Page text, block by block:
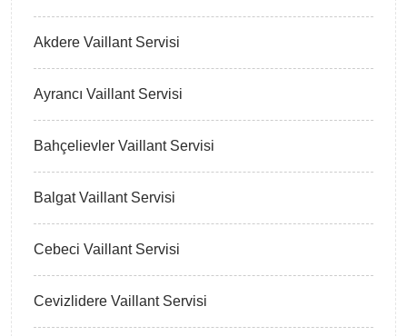
Akdere Vaillant Servisi
Ayrancı Vaillant Servisi
Bahçelievler Vaillant Servisi
Balgat Vaillant Servisi
Cebeci Vaillant Servisi
Cevizlidere Vaillant Servisi